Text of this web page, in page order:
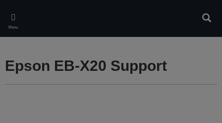
main
content
Menu
Epson EB-X20 Support